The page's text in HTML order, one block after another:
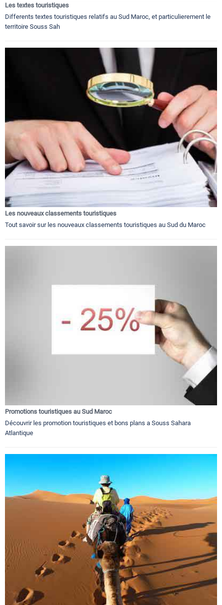
Les textes touristiques
Differents textes touristiques relatifs au Sud Maroc, et particulierement le
territoire Souss Sah
Les nouveaux classements touristiques
Tout savoir sur les nouveaux classements touristiques au Sud du Maroc
Promotions touristiques au Sud Maroc
Découvrir les promotion touristiques et bons plans a Souss Sahara
Atlantique